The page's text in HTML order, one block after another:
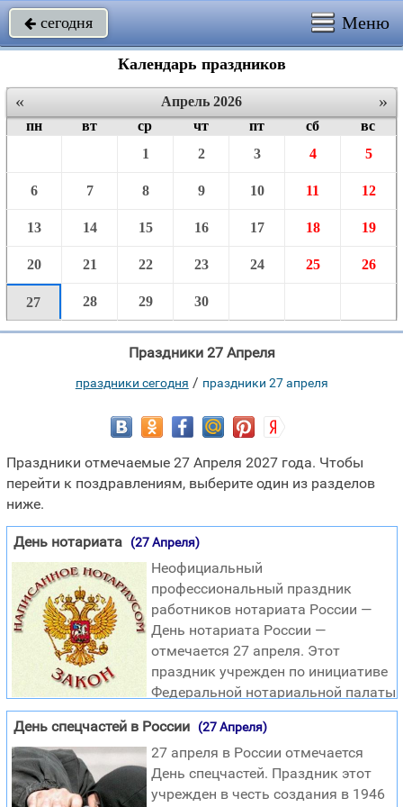
 сегодня Меню
Календарь праздников
« »
Апрель 2026
пн
вт ср чт пт сб
вс
1
2 3 4 5
6 7 8 9 10 11 12
13 14 15 16 17 18 19
20 21 22 23 24 25 26
27 28 29 30
Праздники 27 Апреля
праздники сегодня / праздники 27 апреля
Праздники отмечаемые 27 Апреля 2027 года. Чтобы
перейти к поздравлениям, выберите один из разделов
ниже.
День нотариата (27 Апреля)
Неофициальный
профессиональный праздник
работников нотариата России —
День нотариата России —
отмечается 27 апреля. Этот
праздник учрежден по инициативе
Федеральной нотариальной палаты
, а также Собрания представителей нотариальных палат
субъектов Российской Федерации. Отмечается с 2007
года. Для Дня нотариата в России дата была выбрана в
честь того, что 27 апреля (по старому стилю 14 апреля)
1866 года императором Александром II было
День спецчастей в России (27 Апреля)
27 апреля в России отмечается
День спецчастей. Праздник этот
учрежден в честь создания в 1946